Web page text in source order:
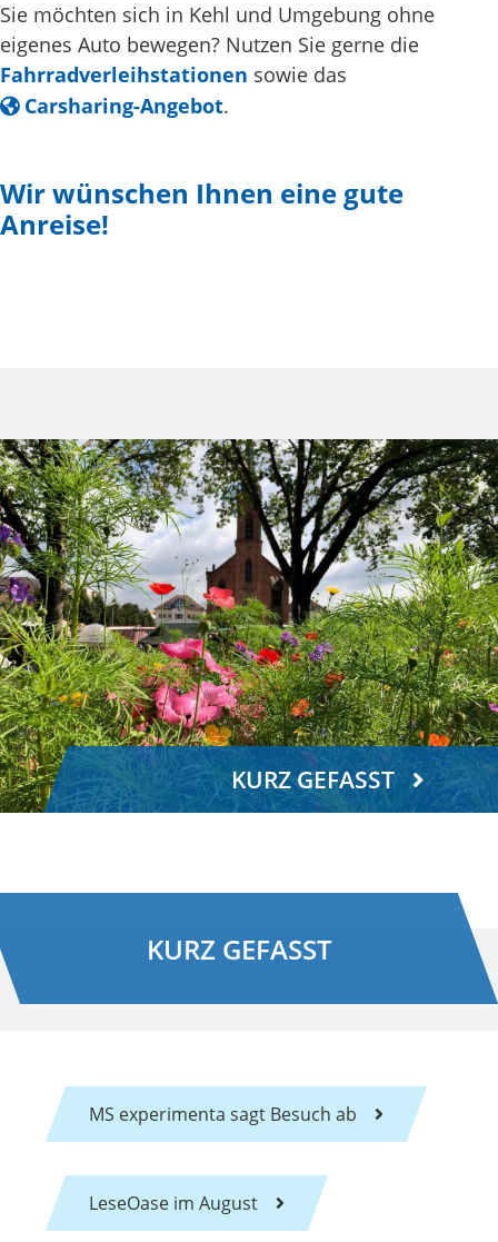
Sie möchten sich in Kehl und Umgebung ohne
eigenes Auto bewegen? Nutzen Sie gerne die
Fahrradverleihstationen sowie das
Carsharing-Angebot.
Wir wünschen Ihnen eine gute
Anreise!
KURZ GEFASST
KURZ GEFASST
MS experimenta sagt Besuch ab
LeseOase im August